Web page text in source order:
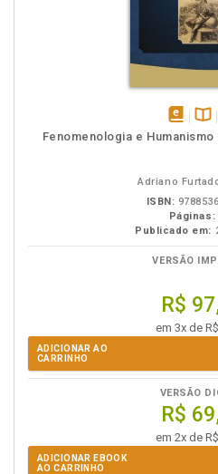
disponível
Fenomenologia e
Adriano
ISBN:
Páginas:
Publicado em:
VERSÃO
R$
em 3x de
ADICIONAR AO
CARRINHO
VERSÃO
R$
em 2x de
ADICIONAR EBOOK
AO CARRINHO